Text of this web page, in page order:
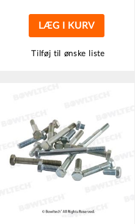
LÆG I KURV
Tilføj til ønske liste